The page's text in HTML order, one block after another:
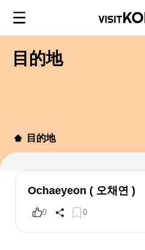
目的地
目的地
Ochaeyeon ( 오채연 )
0 0